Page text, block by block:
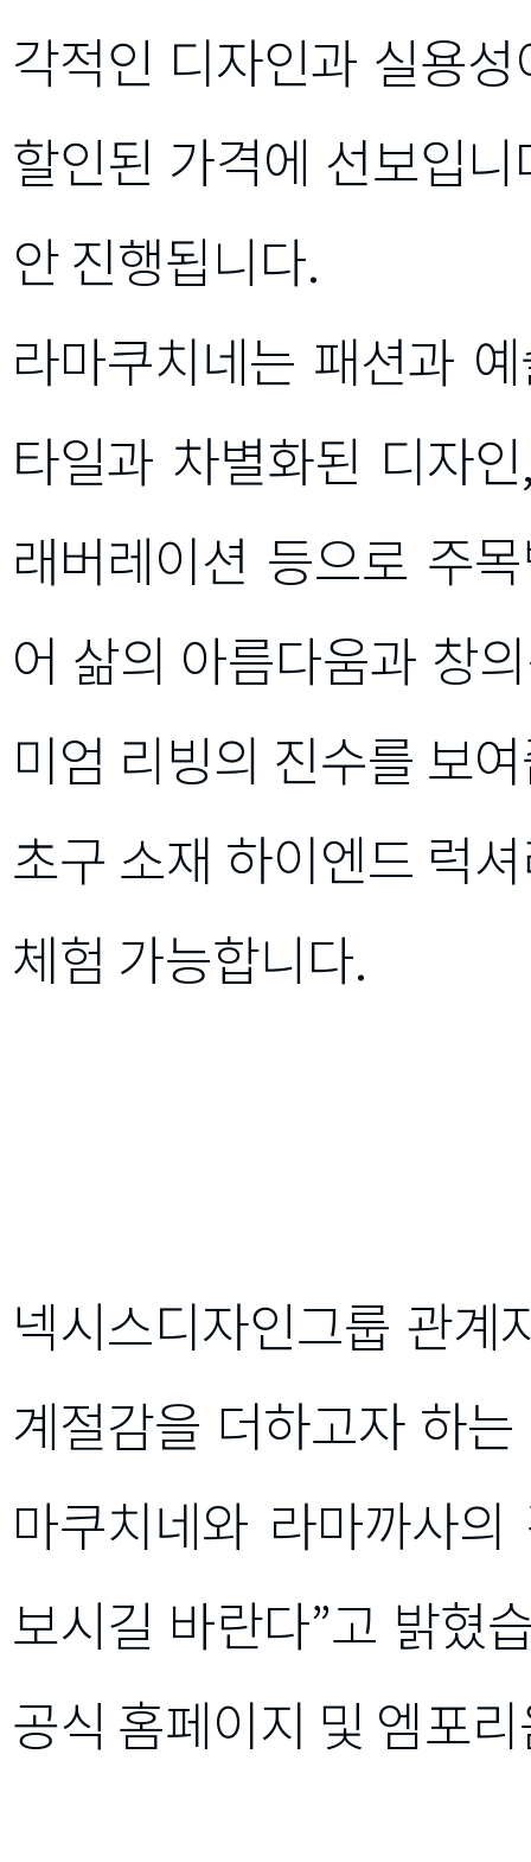
각적인 디자인과 실용
할인된 가격에 선보입
안 진행됩니다.
라마쿠치네는 패션과
타일과 차별화된 디자
래버레이션 등으로 주
어 삶의 아름다움과 창
미엄 리빙의 진수를 보
초구 소재 하이엔드 럭
체험 가능합니다.
넥시스디자인그룹 관계
계절감을 더하고자 하
마쿠치네와 라마까사
보시길 바란다”고 밝혔
공식 홈페이지 및 엠포